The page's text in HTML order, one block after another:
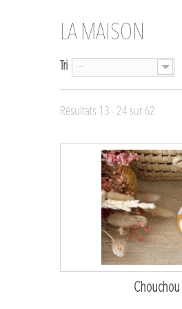
LA MAISON
Tri --
Résultats 13 - 24 sur 62.